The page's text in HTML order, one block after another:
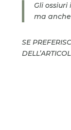
Gli
ma
SE